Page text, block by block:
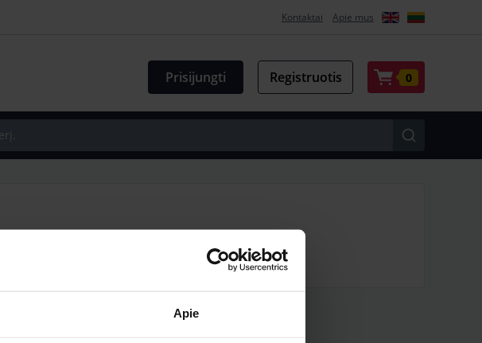
Apie
Kontaktai Apie mus
Prisijungti Registruotis 0
Oro sausintuvai